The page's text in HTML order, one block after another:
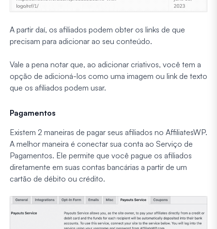
A partir daí, os afiliados podem obter os links de que
precisam para adicionar ao seu conteúdo.
Vale a pena notar que, ao adicionar criativos, você tem a
opção de adicioná-los como uma imagem ou link de texto
que os afiliados podem usar.
Pagamentos
Existem 2 maneiras de pagar seus afiliados no AffiliatesWP.
A melhor maneira é conectar sua conta ao Serviço de
Pagamentos. Ele permite que você pague os afiliados
diretamente em suas contas bancárias a partir de um
cartão de débito ou crédito.